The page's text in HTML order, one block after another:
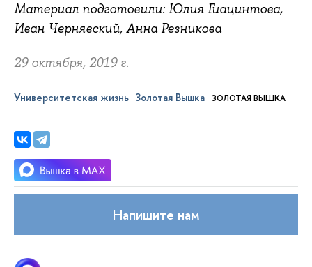
Материал подготовили: Юлия Гиацинтова,
Иван Чернявский, Анна Резникова
29 октября, 2019 г.
Университетская жизнь Золотая Вышка ЗОЛОТАЯ ВЫШКА
Напишите нам